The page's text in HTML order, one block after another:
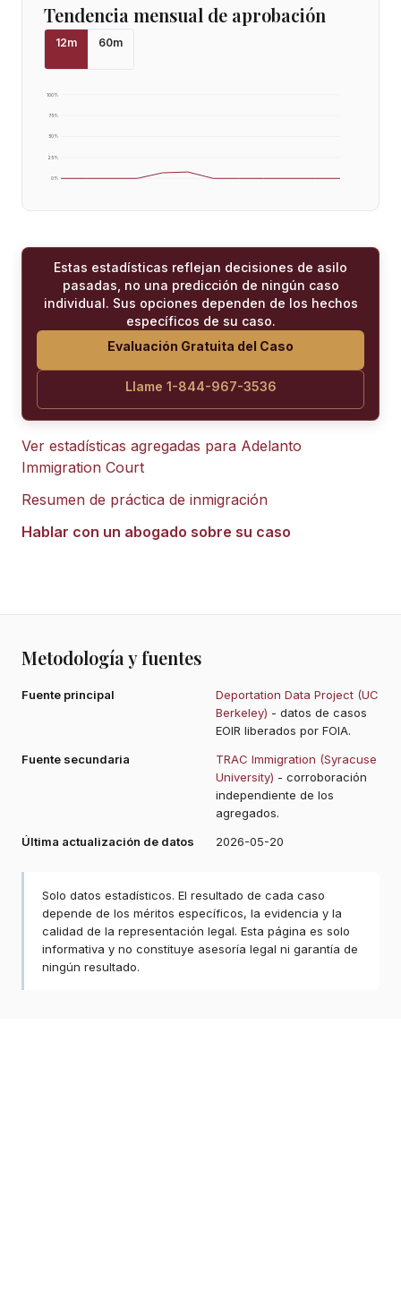
Tendencia mensual de aprobación
12m 60m
0%
25%
50%
75%
100%
Estas estadísticas reflejan decisiones de asilo
pasadas, no una predicción de ningún caso
individual. Sus opciones dependen de los hechos
específicos de su caso.
Evaluación Gratuita del Caso
Llame 1-844-967-3536
Ver estadísticas agregadas para Adelanto
Immigration Court
Resumen de práctica de inmigración
Hablar con un abogado sobre su caso
Metodología y fuentes
Fuente principal
Deportation Data Project (UC
Berkeley) - datos de casos
EOIR liberados por FOIA.
Fuente secundaria
TRAC Immigration (Syracuse
University) - corroboración
independiente de los
agregados.
Última actualización de datos
2026-05-20
Solo datos estadísticos. El resultado de cada caso
depende de los méritos específicos, la evidencia y la
calidad de la representación legal. Esta página es solo
informativa y no constituye asesoría legal ni garantía de
ningún resultado.